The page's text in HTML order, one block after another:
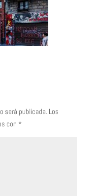
será publicada. Los
con *